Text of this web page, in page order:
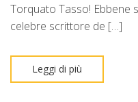
Torquato Tasso! Ebbene
celebre scrittore de […]
Leggi di più